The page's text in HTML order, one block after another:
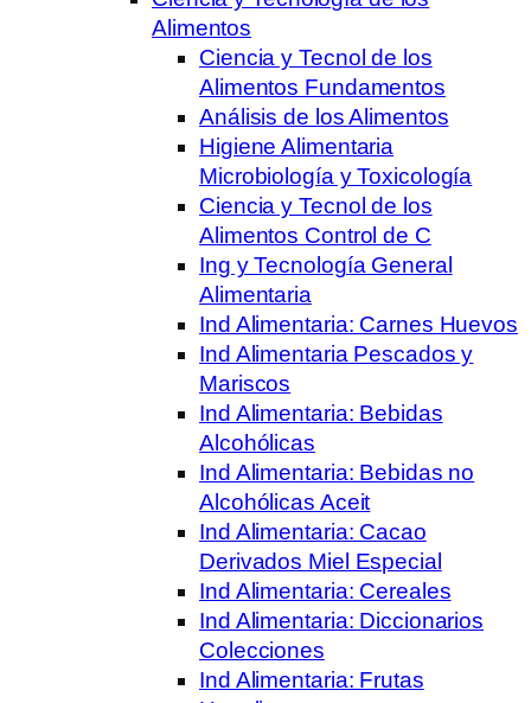
Alimentos
Ciencia y Tecnol de los
Alimentos Fundamentos
Análisis de los Alimentos
Higiene Alimentaria
Microbiología y Toxicología
Ciencia y Tecnol de los
Alimentos Control de C
Ing y Tecnología General
Alimentaria
Ind Alimentaria: Carnes Huevos
Ind Alimentaria Pescados y
Mariscos
Ind Alimentaria: Bebidas
Alcohólicas
Ind Alimentaria: Bebidas no
Alcohólicas Aceit
Ind Alimentaria: Cacao
Derivados Miel Especial
Ind Alimentaria: Cereales
Ind Alimentaria: Diccionarios
Colecciones
Ind Alimentaria: Frutas